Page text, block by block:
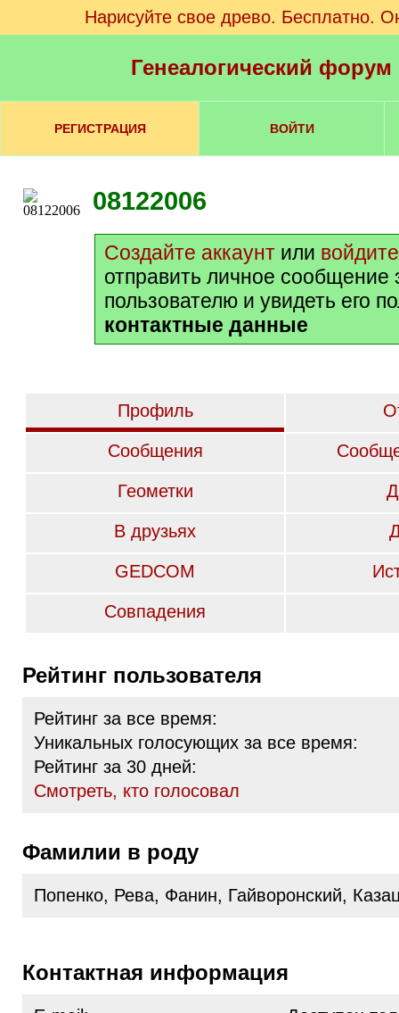
Нарисуйте свое древо. Бесплатно.
Генеалогический
РЕГИСТРАЦИЯ ВОЙТИ
08122006
Создайте аккаунт или войдите
отправить личное сообщение
пользователю и увидеть его
контактные данные
Профиль
Сообщения
Геометки
В друзьях
GEDCOM
Совпадения
Рейтинг пользователя
Рейтинг за все время:
Уникальных голосующих за все время:
Рейтинг за 30 дней:
Cмотреть, кто голосовал
Фамилии в роду
Попенко, Рева, Фанин, Гайворонский,
Контактная информация